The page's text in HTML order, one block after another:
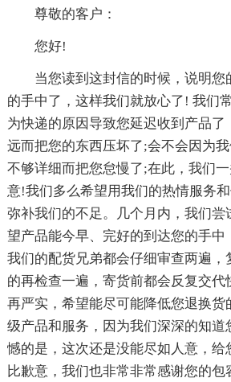
尊敬的客户：
您好!
当您读到这封信的时候，说明您
的手中了，这样我们就放心了! 我们
为快递的原因导致您延迟收到产品了
远而把您的东西压坏了;会不会因为
不够详细而把您怠慢了;在此，我们
意!我们多么希望用我们的热情服务
弥补我们的不足。几个月内，我们尝
望产品能今早、完好的到达您的手中
我们的配货兄弟都会仔细审查两遍，
的再检查一遍，寄货前都会反复交代
再严实，希望能尽可能降低您退换货
级产品和服务，因为我们深深的知道
憾的是，这次还是没能尽如人意，给
比歉意，我们也非常非常感谢您的包